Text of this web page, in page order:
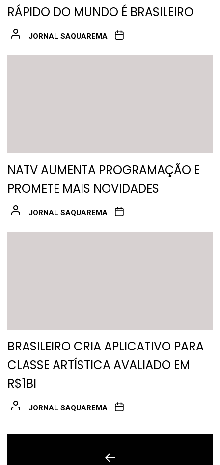
RÁPIDO DO MUNDO É BRASILEIRO
JORNAL SAQUAREMA
NATV AUMENTA PROGRAMAÇÃO E
PROMETE MAIS NOVIDADES
JORNAL SAQUAREMA
BRASILEIRO CRIA APLICATIVO PARA
CLASSE ARTÍSTICA AVALIADO EM
R$1BI
JORNAL SAQUAREMA